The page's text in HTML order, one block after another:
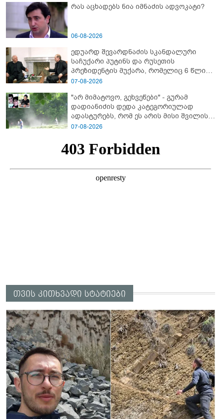
რას აცხადებს ნია იმნაძის ადვოკატი?
06-08-2026
ედუარდ შევარდნაძის სკანდალური
საჩუქარი პუტინს და რუსეთის
პრეზიდენტის მუქარა, რომელიც 6 წლის
შემდეგ აასრულა
07-08-2026
"არ მიმატოვო, გეხვეწები" - გუ­რა­მ
დადიანიძის დედა კა­ტე­გო­რი­უ­ლად
ადას­ტუ­რებს, რომ ეს არის მისი შვი­ლის
ხმა
07-08-2026
თვის კითხვადი სტატიები